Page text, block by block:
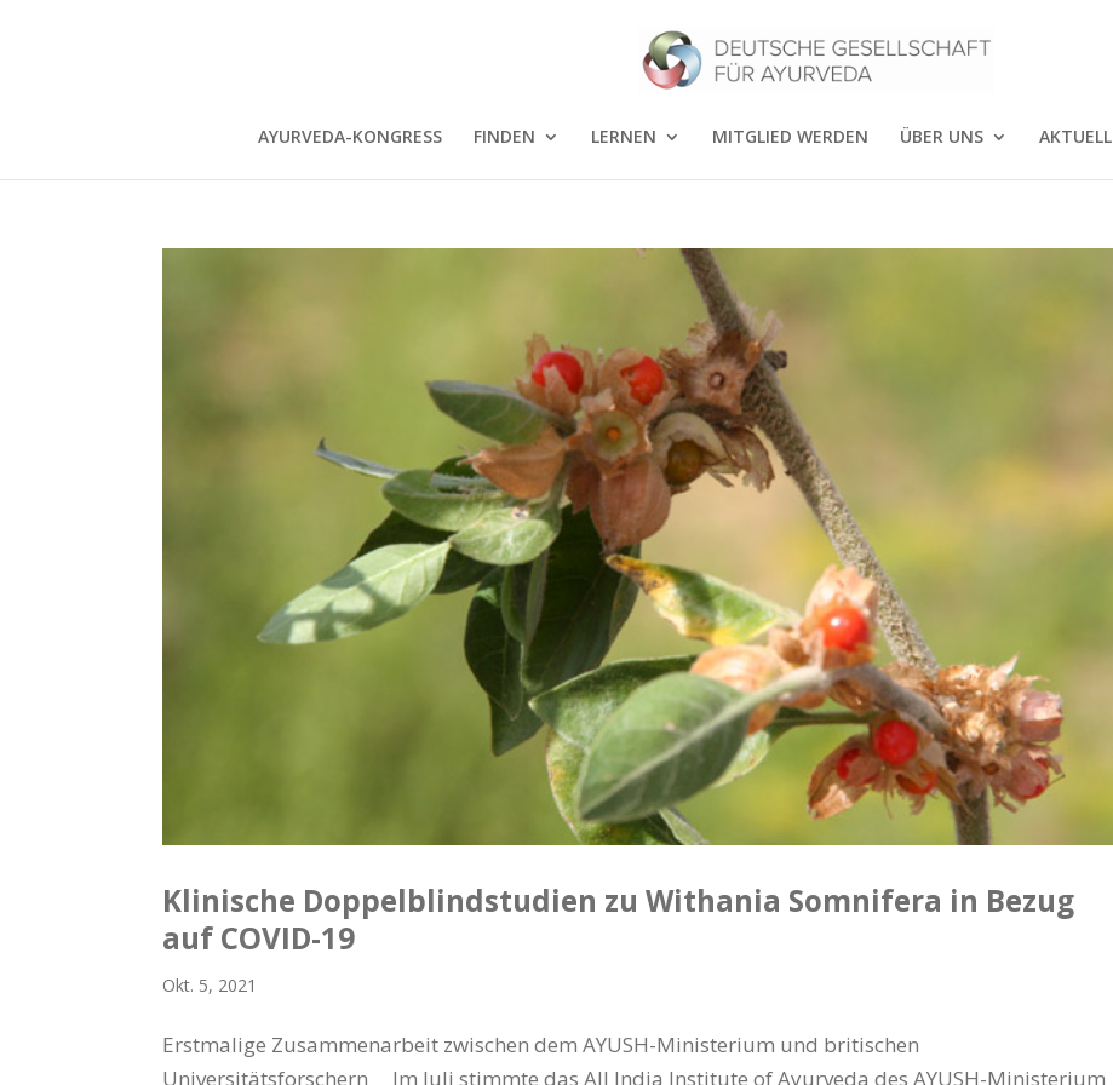
AYURVEDA-KONGRESS FINDEN LERNEN MITGLIED WERDEN ÜBER UNS AKTUELL
Klinische Doppelblindstudien zu Withania Somnifera in Bezug
auf COVID-19
Okt. 5, 2021
Erstmalige Zusammenarbeit zwischen dem AYUSH-Ministerium und britischen
Universitätsforschern Im Juli stimmte das All India Institute of Ayurveda des AYUSH-Ministerium